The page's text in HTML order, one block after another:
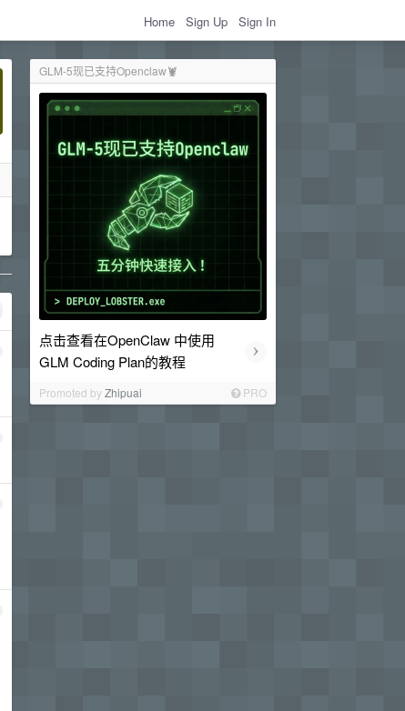
Home Sign Up Sign In
GLM-5现已支持Openclaw🦞
点击查看在OpenClaw 中使用
GLM Coding Plan的教程
›
Promoted byZhipuai PRO